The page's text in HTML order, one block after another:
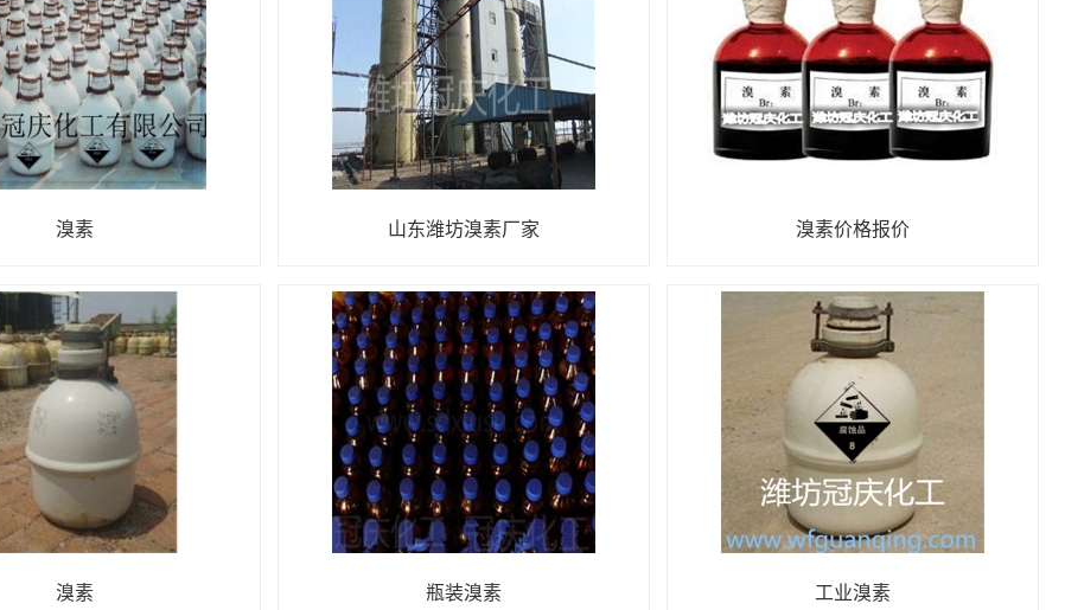
[溴化氢|溴化氢气体|液化溴化氢|溴化氢生产厂家|溴化氢价格|溴化氢厂家]
[溴素|溴素厂家|溴素生产|溴素价格|溴素生产厂家]
溴素 山东潍坊溴素厂家 溴素价格报价
溴素 瓶装溴素 工业溴素